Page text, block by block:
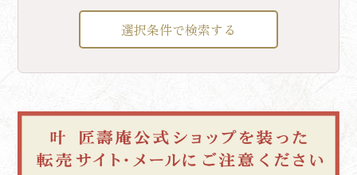
選択条件で検索する